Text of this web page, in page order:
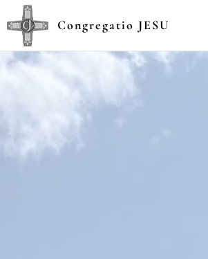
Congregatio JESU